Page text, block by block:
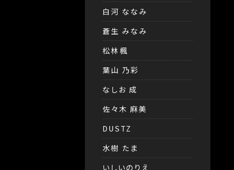
白河 ななみ
蒼生 みなみ
松林楓
葉山 乃彩
なしお 成
佐々木 麻美
DUSTZ
水樹 たま
いしいのりえ